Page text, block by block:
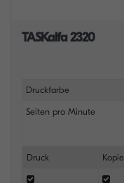
TASKalfa 2320
Druckfarbe
Seiten pro Minute
Druck Kopie